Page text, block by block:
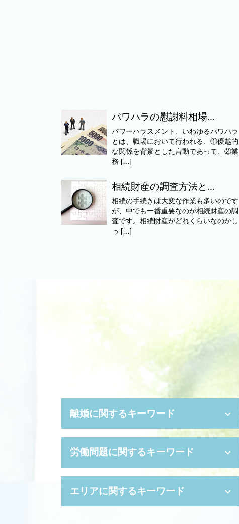
パワハラの慰謝料相場...
パワーハラスメント、いわゆるパワハラ
とは、職場において行われる、①優越的
な関係を背景とした言動であって、②業
務 […]
相続財産の調査方法と...
相続の手続きは大変な作業も多いのです
が、中でも一番重要なのが相続財産の調
査です。相続財産がどれくらいなのかし
っ […]
離婚に関するキーワード
離婚裁判 期間
親権者 変更
モラハラ 離婚 慰謝料
離婚裁判 弁護士なし
労働問題に関するキーワード
会社都合退職 とは
給料未払い 法律
エリアに関するキーワード